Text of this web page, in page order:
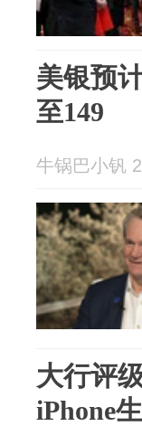
美银预
至149
牛锅巴小钒
大行评
iPhone